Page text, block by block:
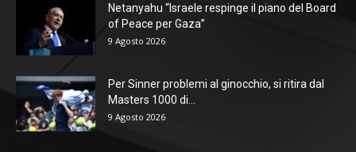
Netanyahu “Israele respinge il piano del Board
of Peace per Gaza”
9 Agosto 2026
Per Sinner problemi al ginocchio, si ritira dal
Masters 1000 di...
9 Agosto 2026